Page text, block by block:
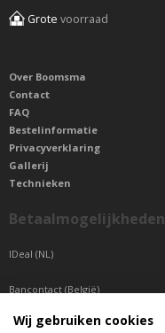
Grote voorraad
Over Boomsma
Contact
FAQ
Bestelinformatie
Privacyverklaring
Gallerij
Technieken
Betaalmogelijkheden
IDeal (NL)
Bancontact (België)
Sepa betaling (Overige landen)
Wij gebruiken cookies